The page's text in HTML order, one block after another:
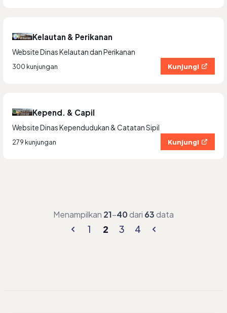
Kelautan & Perikanan
Website Dinas Kelautan dan Perikanan
300 kunjungan Kunjungi
Kepend. & Capil
Website Dinas Kependudukan & Catatan Sipil
279 kunjungan Kunjungi
Menampilkan 21–40dari 63data
1 2 3 4